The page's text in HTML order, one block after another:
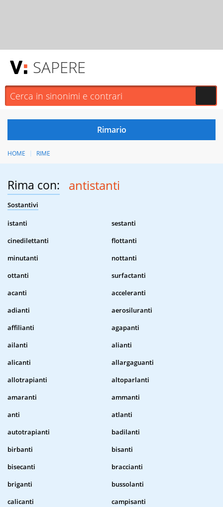
SAPERE
HOME RIME
Rima con: antistanti
Sostantivi
istanti
sestanti
cinedilettanti
flottanti
minutanti
nottanti
ottanti
surfactanti
acanti
acceleranti
adianti
aerosiluranti
affilianti
agapanti
ailanti
alianti
alicanti
allargaguanti
allotrapianti
altoparlanti
amaranti
ammanti
anti
atlanti
autotrapianti
badilanti
birbanti
bisanti
bisecanti
braccianti
briganti
bussolanti
calicanti
campisanti